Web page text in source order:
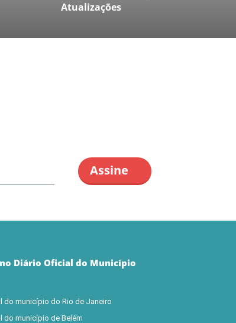
Atualizações
Diário Oficial do Município
do município do Rio de Janeiro
do município de Belém